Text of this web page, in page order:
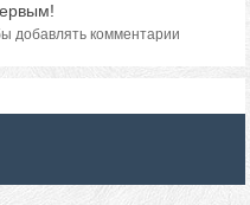
добавлять комментарии